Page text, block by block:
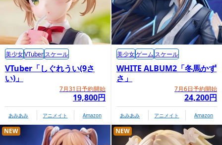
VTuber「しぐれうい(9さ
い)」
7月31日予約開始
19,800円
美少女VTuberスケール
あみあみ アニメイト Amazon
WHITE ALBUM2「冬馬かず
さ」
7月6日予約開始
24,200円
美少女ゲーム スケール
あみあみ アニメイト Amazon
NEW NEW